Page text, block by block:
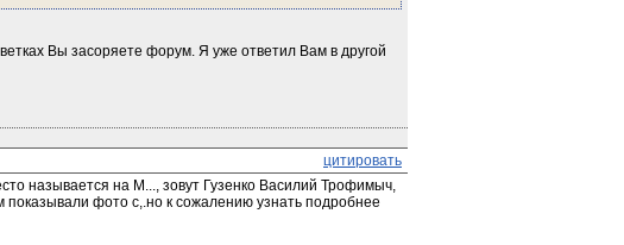
Вы засоряете форум. Я уже ответил Вам в другой
цитировать
называется на М..., зовут Гузенко Василий Трофимыч,
показывали фото с,.но к сожалению узнать подробнее